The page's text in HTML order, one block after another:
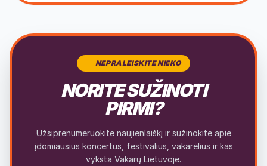
NEPRALEISKITE NIEKO
NORITE SUŽINOTI
PIRMI?
Užsiprenumeruokite naujienlaiškį ir sužinokite apie
įdomiausius koncertus, festivalius, vakarėlius ir kas
vyksta Vakarų Lietuvoje.